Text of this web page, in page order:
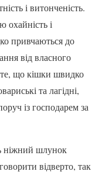
і витонченість.
охайність і
привчаються до
від власного
те, що кішки швидко
та лагідні,
із господарем за
ніжний шлунок
відверто, так